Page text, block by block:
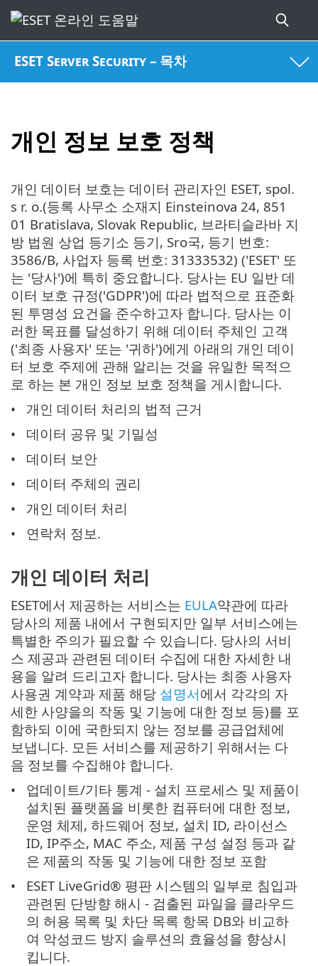
ESET Server Security – 목차
개인 정보 보호 정책
개인 데이터 보호는 데이터 관리자인 ESET, spol.
s r. o.(등록 사무소 소재지 Einsteinova 24, 851
01 Bratislava, Slovak Republic, 브라티슬라바 지
방 법원 상업 등기소 등기, Sro국, 등기 번호:
3586/B, 사업자 등록 번호: 31333532) ('ESET' 또
는 '당사')에 특히 중요합니다. 당사는 EU 일반 데
이터 보호 규정('GDPR')에 따라 법적으로 표준화
된 투명성 요건을 준수하고자 합니다. 당사는 이
러한 목표를 달성하기 위해 데이터 주체인 고객
('최종 사용자' 또는 '귀하')에게 아래의 개인 데이
터 보호 주제에 관해 알리는 것을 유일한 목적으
로 하는 본 개인 정보 보호 정책을 게시합니다.
개인 데이터 처리의 법적 근거
데이터 공유 및 기밀성
데이터 보안
데이터 주체의 권리
개인 데이터 처리
연락처 정보.
개인 데이터 처리
ESET에서 제공하는 서비스는 EULA약관에 따라
당사의 제품 내에서 구현되지만 일부 서비스에는
특별한 주의가 필요할 수 있습니다. 당사의 서비
스 제공과 관련된 데이터 수집에 대한 자세한 내
용을 알려 드리고자 합니다. 당사는 최종 사용자
사용권 계약과 제품 해당 설명서에서 각각의 자
세한 사양을의 작동 및 기능에 대한 정보 등)를 포
함하되 이에 국한되지 않는 정보를 공급업체에
보냅니다. 모든 서비스를 제공하기 위해서는 다
음 정보를 수집해야 합니다.
업데이트/기타 통계 - 설치 프로세스 및 제품이
설치된 플랫폼을 비롯한 컴퓨터에 대한 정보,
운영 체제, 하드웨어 정보, 설치 ID, 라이선스
ID, IP주소, MAC 주소, 제품 구성 설정 등과 같
은 제품의 작동 및 기능에 대한 정보 포함
ESET LiveGrid® 평판 시스템의 일부로 침입과
관련된 단방향 해시 - 검출된 파일을 클라우드
의 허용 목록 및 차단 목록 항목 DB와 비교하
여 악성코드 방지 솔루션의 효율성을 향상시
킵니다.